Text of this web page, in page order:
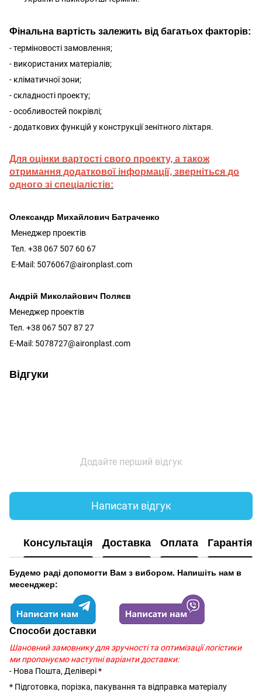
Фінальна вартість залежить від багатьох факторів:
- терміновості замовлення;
- використаних матеріалів;
- кліматичної зони;
- складності проекту;
- особливостей покрівлі;
- додаткових функцій у конструкції зенітного ліхтаря.
Для оцінки вартості свого проекту, а також
отримання додаткової інформації, зверніться до
одного зі спеціалістів:
Олександр Михайлович Батраченко
Менеджер проектів
Тел. +38 067 507 60 67
E-Mail: 5076067@aironplast.com
Андрій Миколайович Поляєв
Менеджер проектів
Тел. +38 067 507 87 27
E-Mail: 5078727@aironplast.com
Відгуки
Додайте перший відгук
Написати відгук
Консультація Доставка Оплата Гарантія
Будемо раді допомогти Вам з вибором. Напишіть нам в
месенджер:
Способи доставки
Шановний замовнику для зручності та оптимізації логістики
ми пропонуємо наступні варіанти доставки:
- Нова Пошта, Делівері *
* Підготовка, порізка, пакування та відправка матеріалу